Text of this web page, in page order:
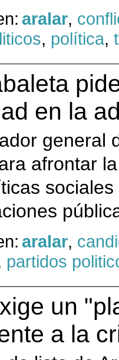
aralar,
, política,
en la
general
afrontar
aralar,
partidos
un
a la